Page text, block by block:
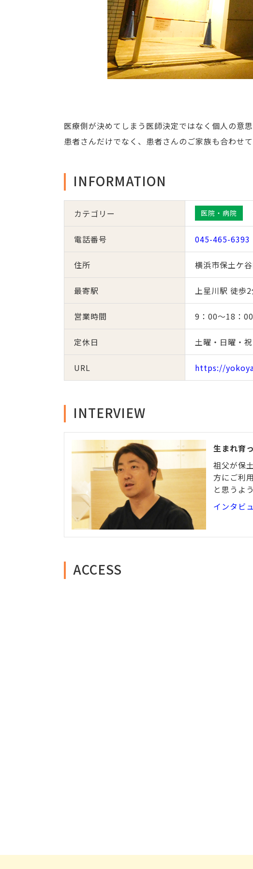
医療側が決めてしまう医師決定ではなく個人の意
患者さんだけでなく、患者さんのご家族も合わせ
INFORMATION
カテゴリー 医院・病院
電話番号 045-465-6393
住所 横浜市保土ケ
最寄駅 上星川駅 徒歩
営業時間 9：00～18：00
定休日 土曜・日曜・
URL https://
INTERVIEW
生まれ育
祖父が保
方にご利
と思うよ
インタビ
ACCESS